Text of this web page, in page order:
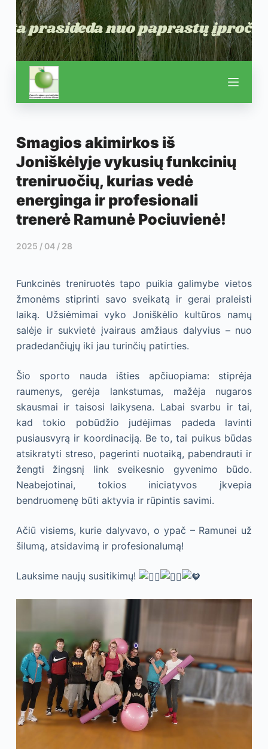
Smagios akimirkos iš
Joniškėlyje vykusių funkcinių
treniruočių, kurias vedė
energinga ir profesionali
trenerė Ramunė Pociuvienė!
2025 / 04 / 28
Funkcinės treniruotės tapo puikia galimybe vietos
žmonėms stiprinti savo sveikatą ir gerai praleisti
laiką. Užsiėmimai vyko Joniškėlio kultūros namų
salėje ir sukvietė įvairaus amžiaus dalyvius – nuo
pradedančiųjų iki jau turinčių patirties.
Šio sporto nauda išties apčiuopiama: stiprėja
raumenys, gerėja lankstumas, mažėja nugaros
skausmai ir taisosi laikysena. Labai svarbu ir tai,
kad tokio pobūdžio judėjimas padeda lavinti
pusiausvyrą ir koordinaciją. Be to, tai puikus būdas
atsikratyti streso, pagerinti nuotaiką, pabendrauti ir
žengti žingsnį link sveikesnio gyvenimo būdo.
Neabejotinai, tokios iniciatyvos įkvepia
bendruomenę būti aktyvia ir rūpintis savimi.
Ačiū visiems, kurie dalyvavo, o ypač – Ramunei už
šilumą, atsidavimą ir profesionalumą!
Lauksime naujų susitikimų!